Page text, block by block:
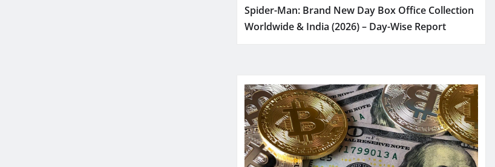
Spider-Man: Brand New Day Box Office Collection
Worldwide & India (2026) – Day-Wise Report